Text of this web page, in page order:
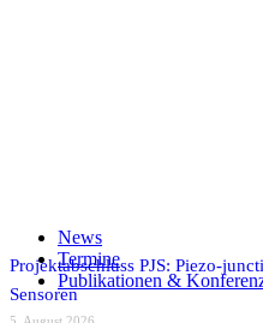
Teilen auf LinkedIn
Per E-Mail teilen
News
Termine
Publikationen &
Projektabschluss PJS: Piezo-
Sensoren